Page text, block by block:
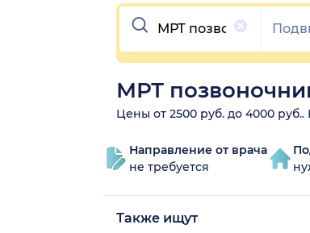
Очистить
МРТ
Цены от 2500 руб. до 4000
Направление от врача
не требуется
Также ищут